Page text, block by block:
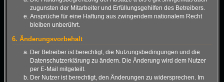
zugunsten der Mitarbeiter und Erfüllungsgehilfen des Betreibers.
Ansprüche für eine Haftung aus zwingendem nationalem Recht
bleiben unberührt.
6. Änderungsvorbehalt
Der Betreiber ist berechtigt, die Nutzungsbedingungen und die
Datenschutzerklärung zu ändern. Die Änderung wird dem Nutzer
per E-Mail mitgeteilt.
Der Nutzer ist berechtigt, den Änderungen zu widersprechen. Im